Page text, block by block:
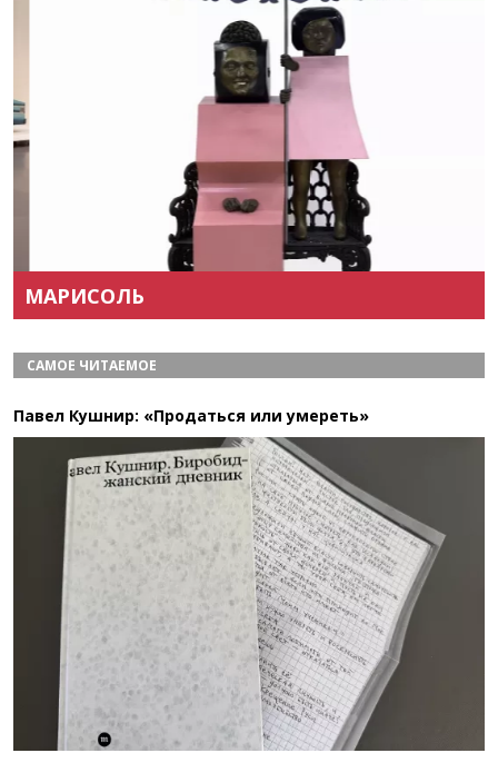
МАРИСОЛЬ
САМОЕ ЧИТАЕМОЕ
Павел Кушнир: «Продаться или умереть»